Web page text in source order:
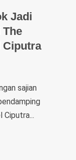
Jadi
Ciputra
sajian
Ciputra...